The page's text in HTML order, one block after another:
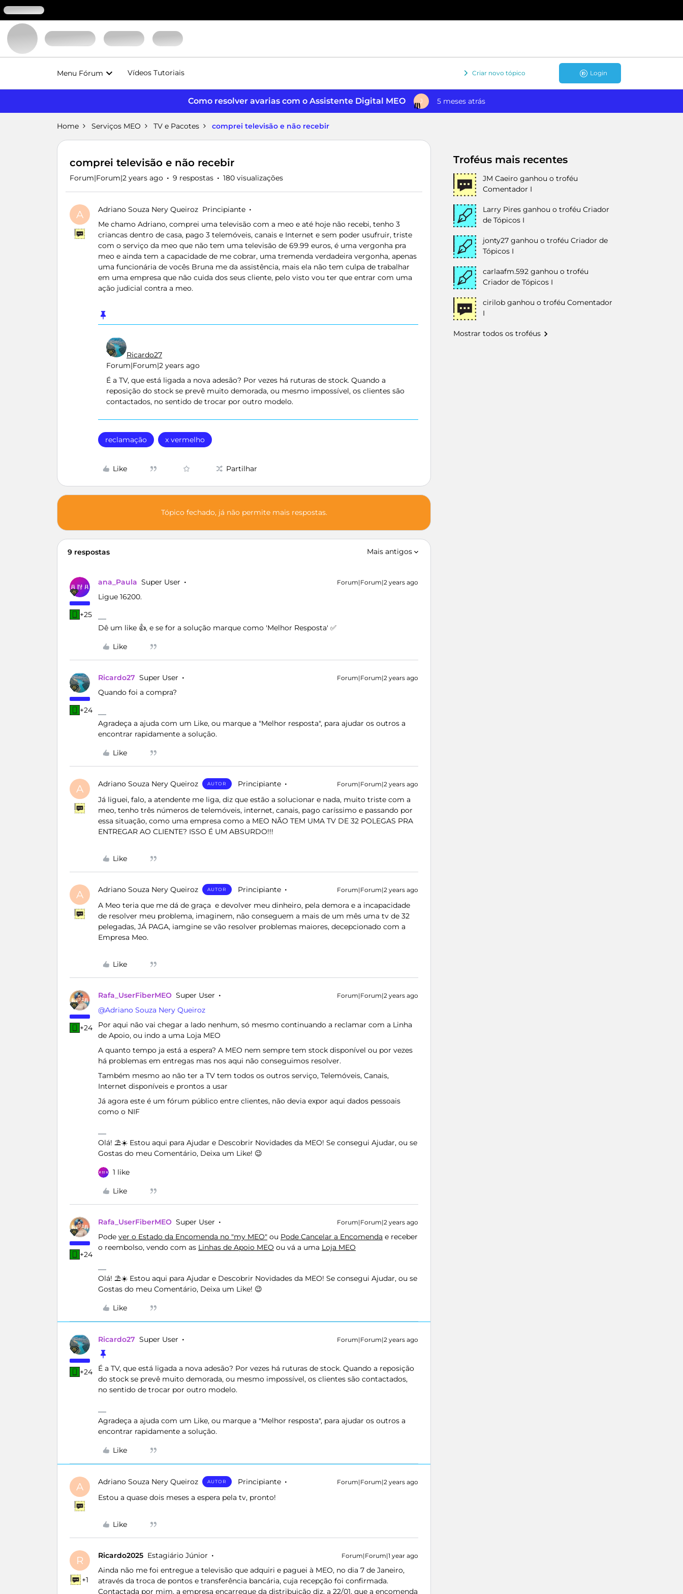
Menu Fórum Vídeos Tutoriais Criar novo tópico Login
Como resolver avarias com o Assistente Digital MEO J 5 meses atrás
Home Serviços MEO TV e Pacotes comprei televisão e não recebir
comprei televisão e não recebir
Forum|Forum|2 years ago 9 respostas 180 visualizações
A Adriano Souza Nery Queiroz Principiante
Me chamo Adriano, comprei uma televisão com a meo e até hoje não recebi, tenho 3
criancas dentro de casa, pago 3 telemóveis, canais e Internet e sem poder usufruir, triste
com o serviço da meo que não tem uma televisão de 69.99 euros, é uma vergonha pra
meo e ainda tem a capacidade de me cobrar, uma tremenda verdadeira vergonha, apenas
uma funcionária de vocês Bruna me da assistência, mais ela não tem culpa de trabalhar
em uma empresa que não cuida dos seus cliente, pelo visto vou ter que entrar com uma
ação judicial contra a meo.
Ricardo27
Forum|Forum|2 years ago
É a TV, que está ligada a nova adesão? Por vezes há ruturas de stock. Quando a
reposição do stock se prevê muito demorada, ou mesmo impossível, os clientes são
contactados, no sentido de trocar por outro modelo.
reclamação x vermelho
Like Partilhar
Tópico fechado, já não permite mais respostas.
9 respostas Mais antigos
+25
ana_Paula Super User Forum|Forum|2 years ago
Ligue 16200.
Dê um like 👍, e se for a solução marque como 'Melhor Resposta' ✅
Like
+24
Ricardo27 Super User Forum|Forum|2 years ago
Quando foi a compra?
Agradeça a ajuda com um Like, ou marque a "Melhor resposta", para ajudar os outros a
encontrar rapidamente a solução.
Like
A Adriano Souza Nery Queiroz AUTOR Principiante Forum|Forum|2 years ago
Já liguei, falo, a atendente me liga, diz que estão a solucionar e nada, muito triste com a
meo, tenho três números de telemóveis, internet, canais, pago caríssimo e passando por
essa situação, como uma empresa como a MEO NÃO TEM UMA TV DE 32 POLEGAS PRA
ENTREGAR AO CLIENTE? ISSO É UM ABSURDO!!!
Like
A Adriano Souza Nery Queiroz AUTOR Principiante Forum|Forum|2 years ago
A Meo teria que me dá de graça e devolver meu dinheiro, pela demora e a incapacidade
de resolver meu problema, imaginem, não conseguem a mais de um mês uma tv de 32
pelegadas, JÁ PAGA, iamgine se vão resolver problemas maiores, decepcionado com a
Empresa Meo.
Like
+24
Rafa_UserFiberMEO Super User Forum|Forum|2 years ago
@Adriano Souza Nery Queiroz
Por aqui não vai chegar a lado nenhum, só mesmo continuando a reclamar com a Linha
de Apoio, ou indo a uma Loja MEO
A quanto tempo ja está a espera? A MEO nem sempre tem stock disponível ou por vezes
há problemas em entregas mas nos aqui não conseguimos resolver.
Também mesmo ao não ter a TV tem todos os outros serviço, Telemóveis, Canais,
Internet disponíveis e prontos a usar
Já agora este é um fórum público entre clientes, não devia expor aqui dados pessoais
como o NIF
Olá! ⛱️☀️ Estou aqui para Ajudar e Descobrir Novidades da MEO! Se consegui Ajudar, ou se
Gostas do meu Comentário, Deixa um Like! 😉
1 like
Like
+24
Rafa_UserFiberMEO Super User Forum|Forum|2 years ago
Pode ver o Estado da Encomenda no "my MEO" ou Pode Cancelar a Encomenda e receber
o reembolso, vendo com as Linhas de Apoio MEO ou vá a uma Loja MEO
Olá! ⛱️☀️ Estou aqui para Ajudar e Descobrir Novidades da MEO! Se consegui Ajudar, ou se
Gostas do meu Comentário, Deixa um Like! 😉
Like
+24
Ricardo27 Super User Forum|Forum|2 years ago
É a TV, que está ligada a nova adesão? Por vezes há ruturas de stock. Quando a reposição
do stock se prevê muito demorada, ou mesmo impossível, os clientes são contactados,
no sentido de trocar por outro modelo.
Agradeça a ajuda com um Like, ou marque a "Melhor resposta", para ajudar os outros a
encontrar rapidamente a solução.
Like
A Adriano Souza Nery Queiroz AUTOR Principiante Forum|Forum|2 years ago
Estou a quase dois meses a espera pela tv, pronto!
Like
R
+1
Ricardo2025 Estagiário Júnior Forum|Forum|1 year ago
Ainda não me foi entregue a televisão que adquiri e paguei à MEO, no dia 7 de Janeiro,
através da troca de pontos e transferência bancária, cuja recepção foi confirmada.
Contactada por mim, a empresa encarregue da distribuição diz, a 22/01, que a encomenda
Troféus mais recentes
JM Caeiro ganhou o troféu
Comentador I
Larry Pires ganhou o troféu Criador
de Tópicos I
jonty27 ganhou o troféu Criador de
Tópicos I
carlaafm.592 ganhou o troféu
Criador de Tópicos I
cirilob ganhou o troféu Comentador
I
Mostrar todos os troféus